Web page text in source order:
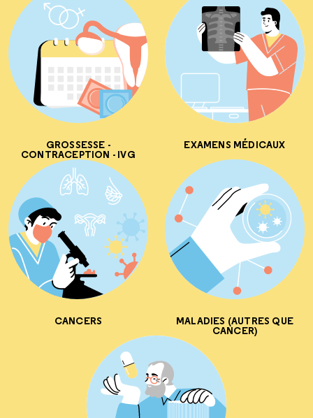
GROSSESSE -
CONTRACEPTION - IVG
EXAMENS MÉDICAUX
CANCERS MALADIES (AUTRES QUE
CANCER)